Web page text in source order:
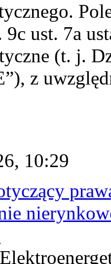
9c ust. 7a
(t. j.
z
10:29